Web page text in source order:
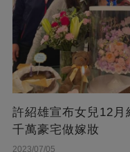
許紹雄宣布女兒12月
千萬豪宅做嫁妝
2023/07/05